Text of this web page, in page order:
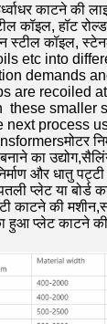
काटने की
कॉइल, हॉट
स्टील कॉइल,
etc into
demands
are recoiled
these smaller
next process
का
और धातु पट्टी
प्लेट या बोर्ड
काटने की
हुआ प्लेट काटने